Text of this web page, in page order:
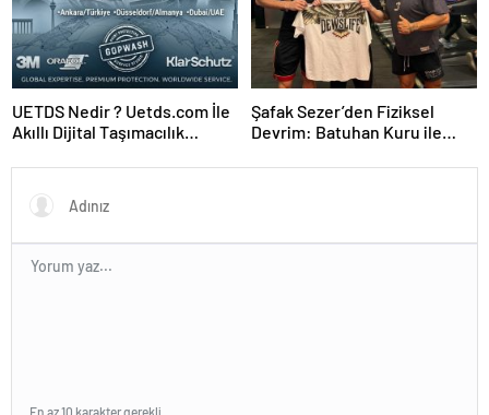
UETDS Nedir ? Uetds.com İle
Akıllı Dijital Taşımacılık
Şafak Sezer’den Fiziksel
Devrim: Batuhan Kuru ile
En az 10 karakter gerekli